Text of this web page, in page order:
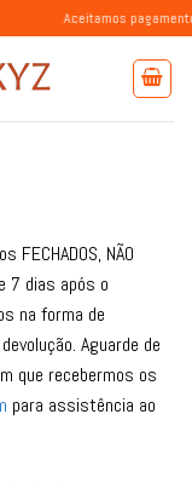
Aceitamos pagamentos com
NÃO
7 dias após o
na forma de
Aguarde de
que recebermos os
para assistência ao